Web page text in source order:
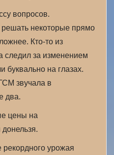
вопросов.
некоторые прямо
Кто-то из
следил за изменением
буквально на глазах.
звучала в
два.
цены на
урожая